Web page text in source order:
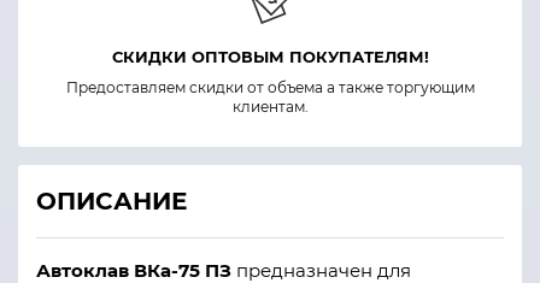
СКИДКИ ОПТОВЫМ ПОКУПАТЕЛЯМ!
Предоставляем скидки от объема а также торгующим
клиентам.
ОПИСАНИЕ
Автоклав ВКа-75 ПЗ предназначен для